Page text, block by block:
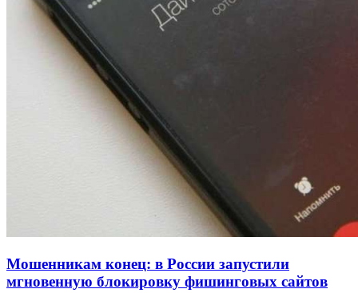
Сладкий праздник в Волгограде: в Центральном
парке прошёл фестиваль „Арбузный переполох“
Волгоградские компании нарастили экспорт:
заключены контракты на 3,6 млн долларов
Мошенникам конец: в России запустили
мгновенную блокировку фишинговых сайтов